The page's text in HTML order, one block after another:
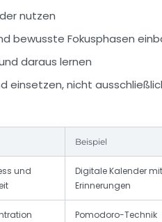
nutzen
bewusste Fokusphasen
daraus lernen
einsetzen, nicht
Beispiel
und
Digitale Kalender mit
Erinnerungen
Pomodoro-Technik